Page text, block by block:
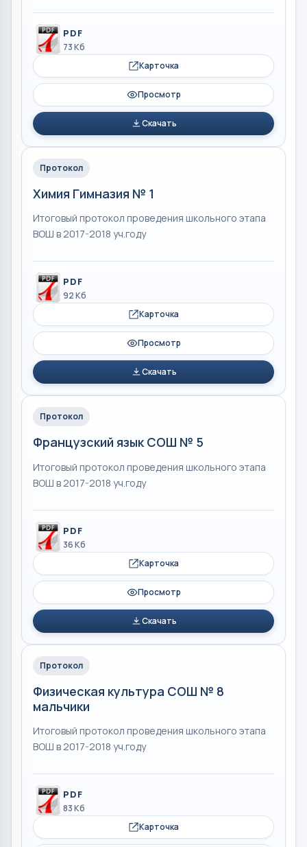
PDF
73 Кб
Карточка
Просмотр
Скачать
Протокол
Химия Гимназия № 1
Итоговый протокол проведения школьного этапа
ВОШ в 2017-2018 уч.году
PDF
92 Кб
Карточка
Просмотр
Скачать
Протокол
Французский язык СОШ № 5
Итоговый протокол проведения школьного этапа
ВОШ в 2017-2018 уч.году
PDF
36 Кб
Карточка
Просмотр
Скачать
Протокол
Физическая культура СОШ № 8
мальчики
Итоговый протокол проведения школьного этапа
ВОШ в 2017-2018 уч.году
PDF
83 Кб
Карточка